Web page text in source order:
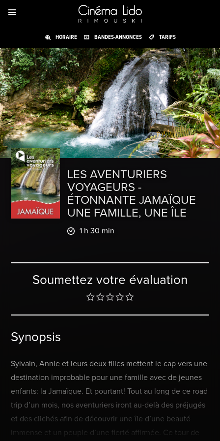
HORAIRE BANDES-ANNONCES TARIFS
LES AVENTURIERS
VOYAGEURS -
ÉTONNANTE JAMAÏQUE
UNE FAMILLE, UNE ÎLE
1 h 30 min
Soumettez votre évaluation
Synopsis
Sylvain, Annie et leurs deux filles mettent le cap vers une
destination improbable pour une famille avec de jeunes
enfants: la Jamaïque. Et pourtant! Tout au long de ce road
trip d’un mois, nos aventuriers iront au-delà des préjugés
et des clichés afin de découvrir une île d’une beauté
immense et un peuple d’une fierté affirmée. Ce tour de